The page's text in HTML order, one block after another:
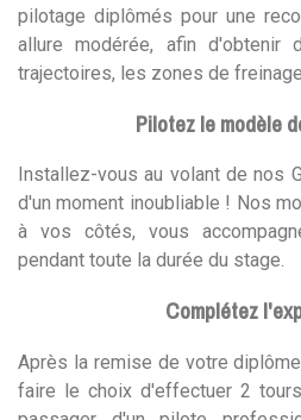
pilotage diplômés pour une
allure modérée, afin d'obtenir
trajectoires, les zones de
Pilotez le modèle
Installez-vous au volant de nos
d'un moment inoubliable ! Nos
à vos côtés, vous
pendant toute la durée du stage.
Complétez
Après la remise de votre
faire le choix d'effectuer 2